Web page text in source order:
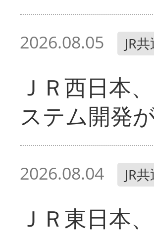
2026.08.05 JR
ＪＲ西日本
ステム開発
2026.08.04 JR
ＪＲ東日本